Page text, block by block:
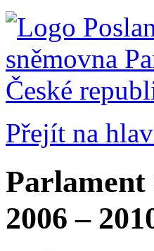
Přejít na
Parlament
2006 –